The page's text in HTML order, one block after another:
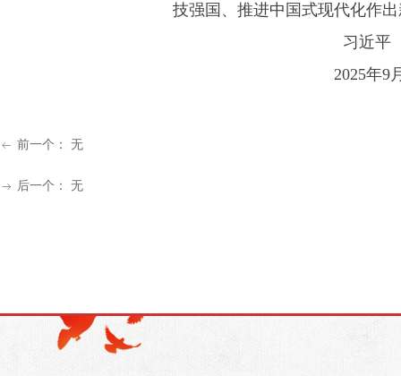
技强国、推进中国式现代化作
习近平
2025年9月
ꂃ 前一个： 无
ꁹ 后一个： 无